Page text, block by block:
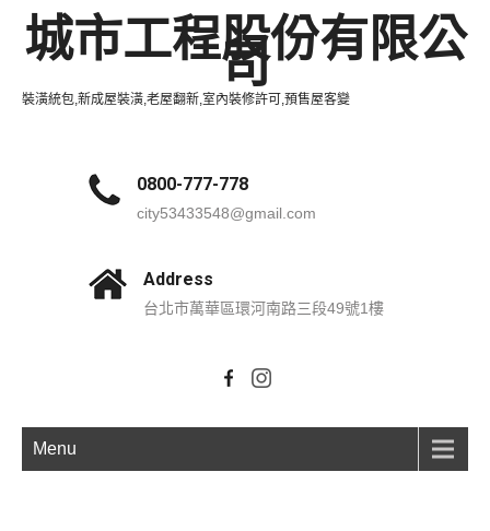
城市工程股份有限公
司
裝潢統包,新成屋裝潢,老屋翻新,室內裝修許可,預售屋客變
0800-777-778
city53433548@gmail.com
Address
台北市萬華區環河南路三段49號1樓
Menu